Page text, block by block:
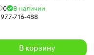
0
В наличии
977-716-488
В корзину